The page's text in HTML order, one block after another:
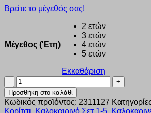
Βρείτε το μέγεθός σας!
Μέγεθος ('Ετη)
2 ετών
3 ετών
4 ετών
5 ετών
Εκκαθάριση
Σετ
κορίτσι
Joyce
“LOVE”
Προσθήκη στο καλάθι
Κωδικός προϊόντος: 2311127
Κορίτσι, Καλοκαιρινό Σετ 1-5,